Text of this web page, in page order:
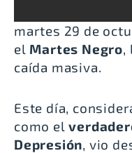
martes 29 de
el Martes Negro,
caída masiva.
Este día,
como el
Depresión, vio